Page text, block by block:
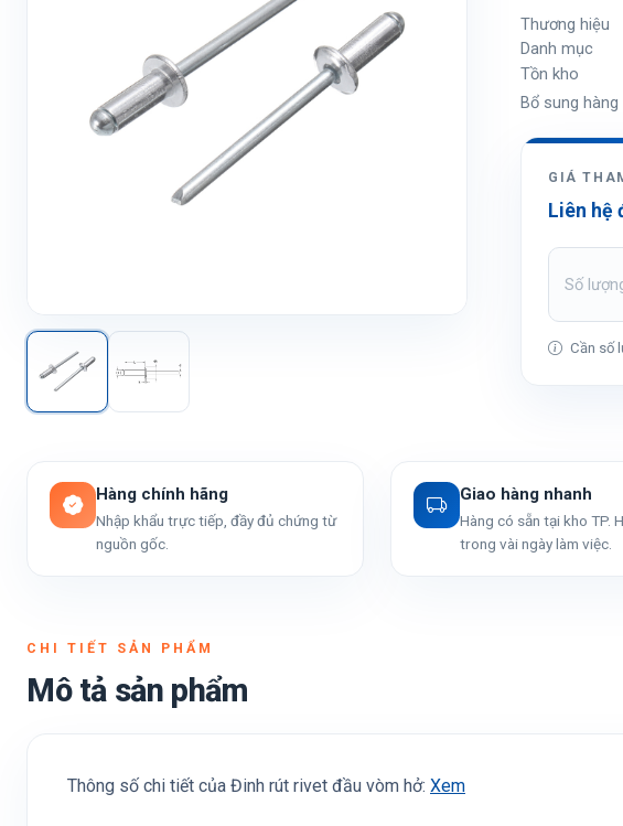
Thương hiệu
Danh mục
Tồn kho
Bổ sung hàng
GIÁ
Liên hệ
Cần số
Hàng chính hãng
Nhập khẩu trực tiếp, đầy đủ chứng từ
nguồn gốc.
Giao hàng nhanh
Hàng có sẵn tại kho TP.
trong vài ngày làm việc.
CHI TIẾT SẢN PHẨM
Mô tả sản phẩm
Thông số chi tiết của Đinh rút rivet đầu vòm hở: Xem